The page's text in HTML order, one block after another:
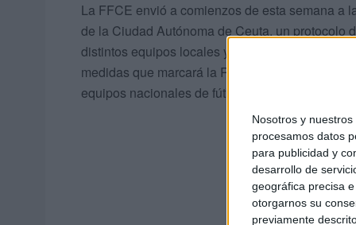
Nosotros y nuestros
procesamos datos
para publicidad y
desarrollo de
geográfica precisa
otorgarnos su
previamente
La FFCE envió a comienzos de esta semana a
de la Ciudad Autónoma de Ceuta, un protocolo
distintos equipos locales y nacionales, así
medidas que marcará la Real Federación
equipos nacionales de fútbol sala.